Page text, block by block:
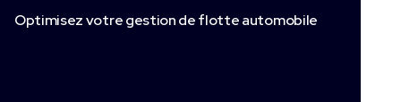
Optimisez votre gestion de flotteautomobile